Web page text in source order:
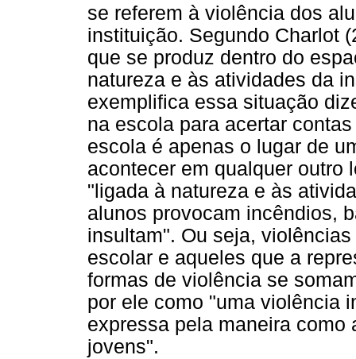
se referem à violência dos
instituição. Segundo Charlot
que se produz dentro do
natureza e às atividades da
exemplifica essa situação
na escola para acertar
escola é apenas o lugar de
acontecer em qualquer outro
"ligada à natureza e às
alunos provocam incêndios,
insultam". Ou seja,
escolar e aqueles que a
formas de violência se
por ele como "uma violência
expressa pela maneira
jovens".